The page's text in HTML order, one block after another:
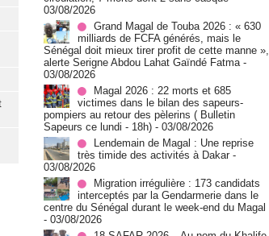
03/08/2026
Grand Magal de Touba 2026 : « 630
milliards de FCFA générés, mais le
Sénégal doit mieux tirer profit de cette manne »,
alerte Serigne Abdou Lahat Gaïndé Fatma -
03/08/2026
Magal 2026 : 22 morts et 685
victimes dans le bilan des sapeurs-
pompiers au retour des pèlerins ( Bulletin
Sapeurs ce lundi - 18h) - 03/08/2026
Lendemain de Magal : Une reprise
très timide des activités à Dakar -
03/08/2026
Migration irrégulière : 173 candidats
interceptés par la Gendarmerie dans le
centre du Sénégal durant le week-end du Magal
- 03/08/2026